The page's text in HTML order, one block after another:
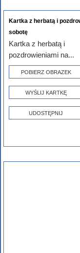
Kartka z herbatą i
sobotę
Kartka z herbatą i
pozdrowieniami na...
POBIERZ OBRAZEK
WYŚLIJ KARTKĘ
UDOSTĘPNIJ